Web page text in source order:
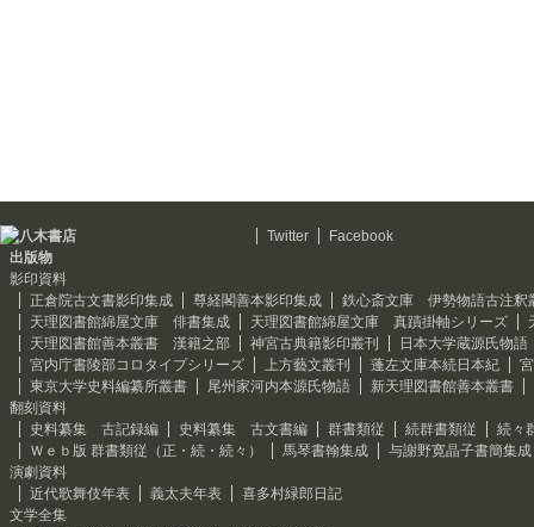
Twitter
Facebook
出版物
影印資料
正倉院古文書影印集成
尊経閣善本影印集成
鉄心斎文庫 伊勢物語古注釈
天理図書館綿屋文庫 俳書集成
天理図書館綿屋文庫 真蹟掛軸シリーズ
天理図書館善本叢書 漢籍之部
神宮古典籍影印叢刊
日本大学蔵源氏物語
宮内庁書陵部コロタイプシリーズ
上方藝文叢刊 蓬左文庫本続日本紀
東京大学史料編纂所叢書
尾州家河内本源氏物語
新天理図書館善本叢書
翻刻資料
史料纂集 古記録編
史料纂集 古文書編 群書類従 続群書類従
続々
Ｗｅｂ版 群書類従（正・続・続々）
馬琴書翰集成
与謝野寛晶子書簡集成
演劇資料
近代歌舞伎年表
義太夫年表
喜多村緑郎日記
文学全集